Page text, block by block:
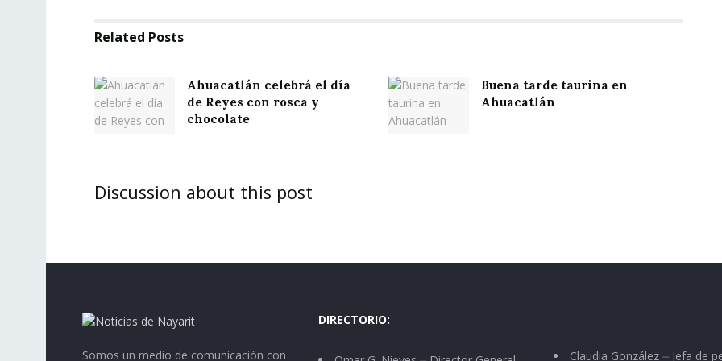
Related Posts
Ahuacatlán celebrá el día
de Reyes con rosca y
chocolate
Buena tarde taurina en
Ahuacatlán
Discussion about this post
Somos un medio de comunicación con
DIRECTORIO:
Claudia González ⏤ Jefa de